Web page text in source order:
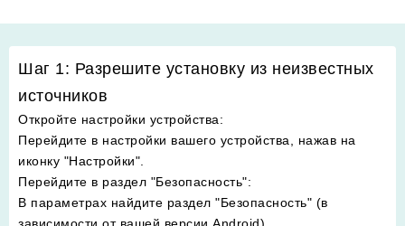
Шаг 1: Разрешите установку из неизвестных
источников
Откройте настройки устройства:
Перейдите в настройки вашего устройства, нажав на
иконку "Настройки".
Перейдите в раздел "Безопасность":
В параметрах найдите раздел "Безопасность" (в